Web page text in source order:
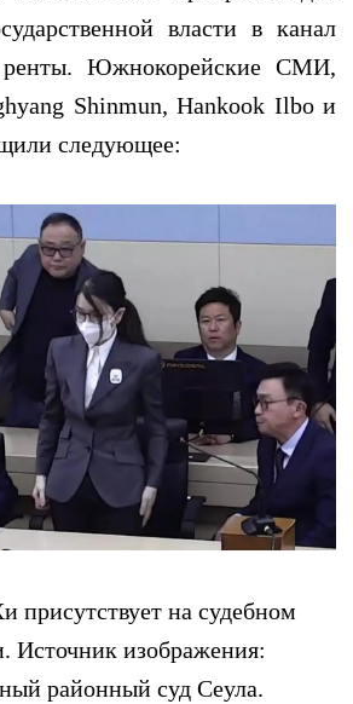
власти в канал
ренты. Южнокорейские СМИ,
Shinmun, Hankook Ilbo и
следующее:
на судебном
Источник изображения:
районный суд Сеула.